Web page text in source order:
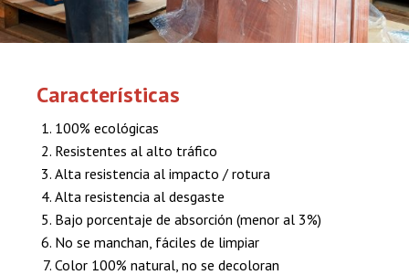
Características
100% ecológicas
Resistentes al alto tráfico
Alta resistencia al impacto / rotura
Alta resistencia al desgaste
Bajo porcentaje de absorción (menor al 3%)
No se manchan, fáciles de limpiar
Color 100% natural, no se decoloran